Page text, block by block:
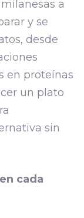
a
y se
desde
en proteínas
un plato
sin
cada